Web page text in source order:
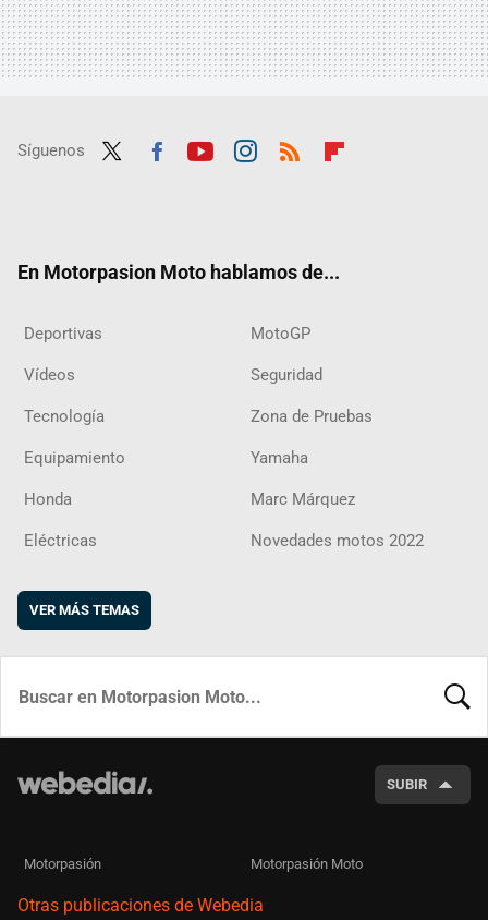
Síguenos
En Motorpasion Moto hablamos de...
Deportivas MotoGP
Vídeos Seguridad
Tecnología Zona de Pruebas
Equipamiento Yamaha
Honda Marc Márquez
Eléctricas Novedades motos 2022
VER MÁS TEMAS
SUBIR
Motorpasión Motorpasión Moto
Otras publicaciones de Webedia